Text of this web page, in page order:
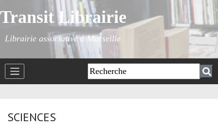
Transit Librairie
Librairie associative à Marseille
SCIENCES